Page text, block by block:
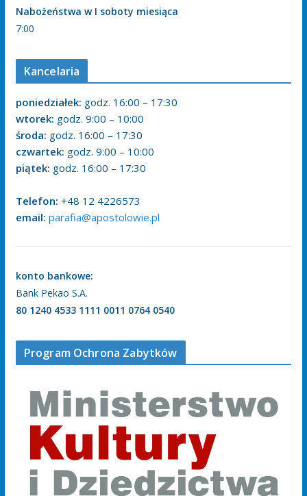
Nabożeństwa w I soboty miesiąca
7:00
Kancelaria
poniedziałek: godz. 16:00 – 17:30
wtorek: godz. 9:00 – 10:00
środa: godz. 16:00 – 17:30
czwartek: godz. 9:00 – 10:00
piątek: godz. 16:00 – 17:30
Telefon: +48 12 4226573
email: parafia@apostolowie.pl
konto bankowe:
Bank Pekao S.A.
80 1240 4533 1111 0011 0764 0540
Program Ochrona Zabytków